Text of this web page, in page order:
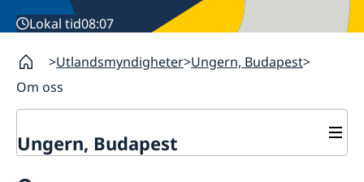
Lokal tid08:07
Utlandsmyndigheter Ungern, Budapest
Om oss
Ungern, Budapest